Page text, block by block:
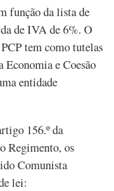
função da lista de
de IVA de 6%. O
tem como tutelas
e Coesão
entidade
156.º da
Regimento, os
Comunista
lei: